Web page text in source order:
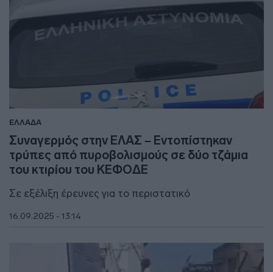
ΕΛΛΑΔΑ
Συναγερμός στην ΕΛΑΣ – Εντοπίστηκαν
τρύπες από πυροβολισμούς σε δύο τζάμια
του κτιρίου του ΚΕΦΟΔΕ
Σε εξέλιξη έρευνες για το περιστατικό
16.09.2025 - 13:14